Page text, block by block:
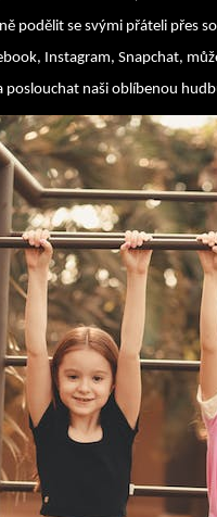
podělit se svými přáteli přes
Instagram, Snapchat,
poslouchat naši oblíbenou